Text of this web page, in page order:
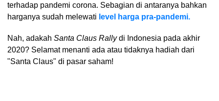
terhadap pandemi corona. Sebagian di antaranya bahkan
harganya sudah melewati level harga pra-pandemi.
Nah, adakah Santa Claus Rallydi Indonesia pada akhir
2020? Selamat menanti ada atau tidaknya hadiah dari
"Santa Claus" di pasar saham!